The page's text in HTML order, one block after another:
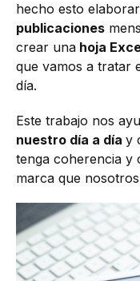
hecho esto
publicaciones
crear una hoja
que vamos a tratar
día.
Este trabajo nos
nuestro día a día y
tenga coherencia y
marca que